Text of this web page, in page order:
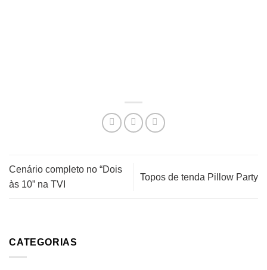
Cenário completo no “Dois
às 10” na TVI
Topos de tenda Pillow Party
CATEGORIAS